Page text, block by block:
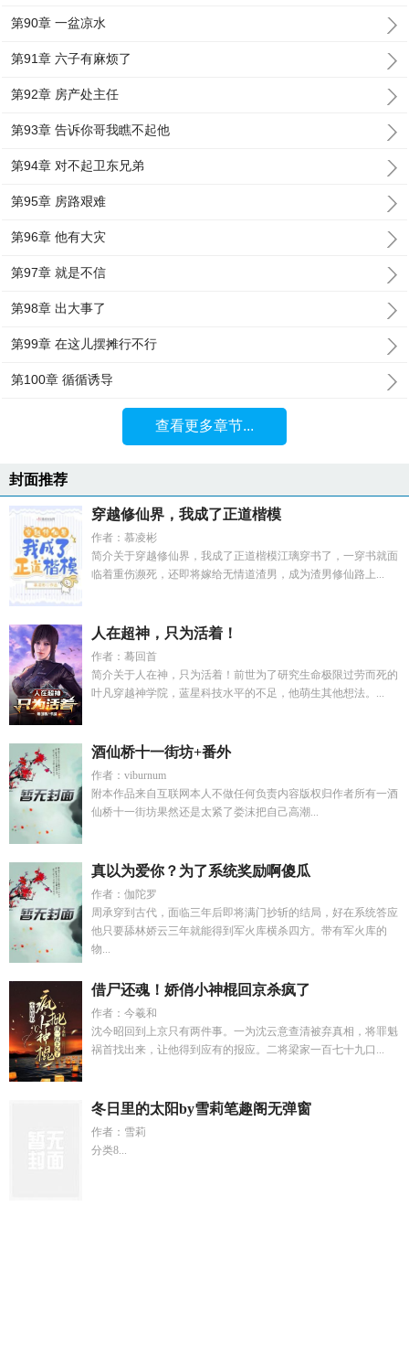
第90章 一盆凉水
第91章 六子有麻烦了
第92章 房产处主任
第93章 告诉你哥我瞧不起他
第94章 对不起卫东兄弟
第95章 房路艰难
第96章 他有大灾
第97章 就是不信
第98章 出大事了
第99章 在这儿摆摊行不行
第100章 循循诱导
查看更多章节...
封面推荐
穿越修仙界，我成了正道楷模
作者：慕凌彬
简介关于穿越修仙界，我成了正道楷模江璃穿书了，一穿书就面
临着重伤濒死，还即将嫁给无情道渣男，成为渣男修仙路上...
人在超神，只为活着！
作者：蓦回首
简介关于人在神，只为活着！前世为了研究生命极限过劳而死的
叶凡穿越神学院，蓝星科技水平的不足，他萌生其他想法。...
酒仙桥十一街坊+番外
作者：viburnum
附本作品来自互联网本人不做任何负责内容版权归作者所有一酒
仙桥十一街坊果然还是太紧了娄沫把自己高潮...
真以为爱你？为了系统奖励啊傻瓜
作者：伽陀罗
周承穿到古代，面临三年后即将满门抄斩的结局，好在系统答应
他只要舔林娇云三年就能得到军火库横杀四方。带有军火库的
物...
借尸还魂！娇俏小神棍回京杀疯了
作者：今羲和
沈今昭回到上京只有两件事。一为沈云意查清被弃真相，将罪魁
祸首找出来，让他得到应有的报应。二将梁家一百七十九口...
冬日里的太阳by雪莉笔趣阁无弹窗
作者：雪莉
分类8...